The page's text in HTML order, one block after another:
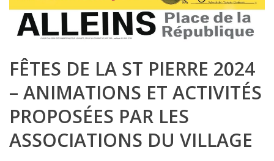
FÊTES DE LA ST PIERRE 2024
– ANIMATIONS ET ACTIVITÉS
PROPOSÉES PAR LES
ASSOCIATIONS DU VILLAGE